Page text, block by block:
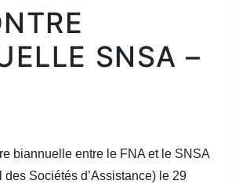
SNSA –
biannuelle entre le FNA et le SNSA
Sociétés d’Assistance) le 29